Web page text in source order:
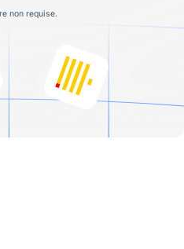
non requise.